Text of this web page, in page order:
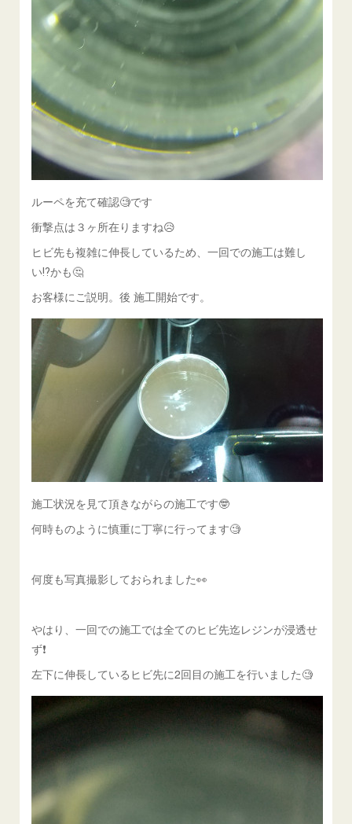
ルーペを充て確認🧐です
衝撃点は３ヶ所在りますね😥
ヒビ先も複雑に伸長しているため、一回での施工は難し
い⁉️かも🤔
お客様にご説明。後 施工開始です。
施工状況を見て頂きながらの施工です🤓
何時ものように慎重に丁寧に行ってます🧐
何度も写真撮影しておられました👀
やはり、一回での施工では全てのヒビ先迄レジンが浸透せ
ず❗️
左下に伸長しているヒビ先に2回目の施工を行いました🧐